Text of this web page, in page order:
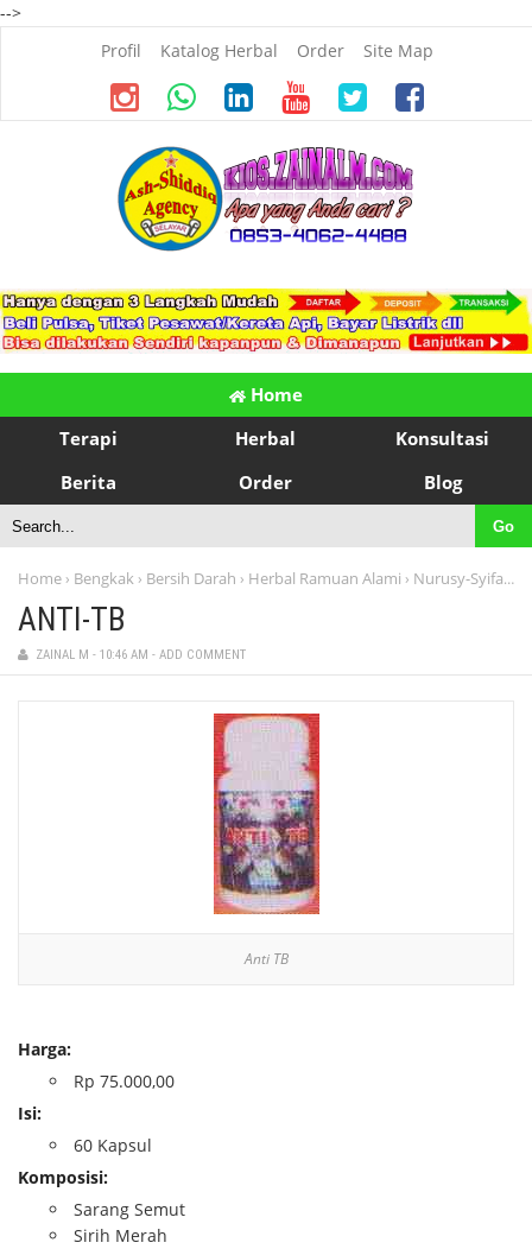
-->
Profil
Katalog Herbal Order Site Map
Home
Terapi
Herbal
Konsultasi
Berita
Order Blog
Home › Bengkak › Bersih Darah › Herbal Ramuan Alami › Nurusy-Syifa›
ANTI-TB
ZAINAL M - 10:46 AM - ADD COMMENT
Anti TB
Harga:
Rp 75.000,00
Isi:
60 Kapsul
Komposisi:
Sarang Semut
Sirih Merah